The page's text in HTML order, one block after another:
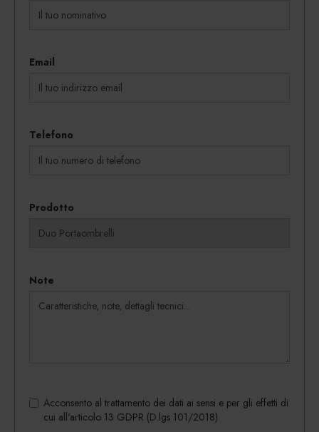
Email
Telefono
Prodotto
Note
Acconsento al trattamento dei dati ai sensi e per gli effetti di
cui all'articolo 13 GDPR (D.lgs 101/2018)